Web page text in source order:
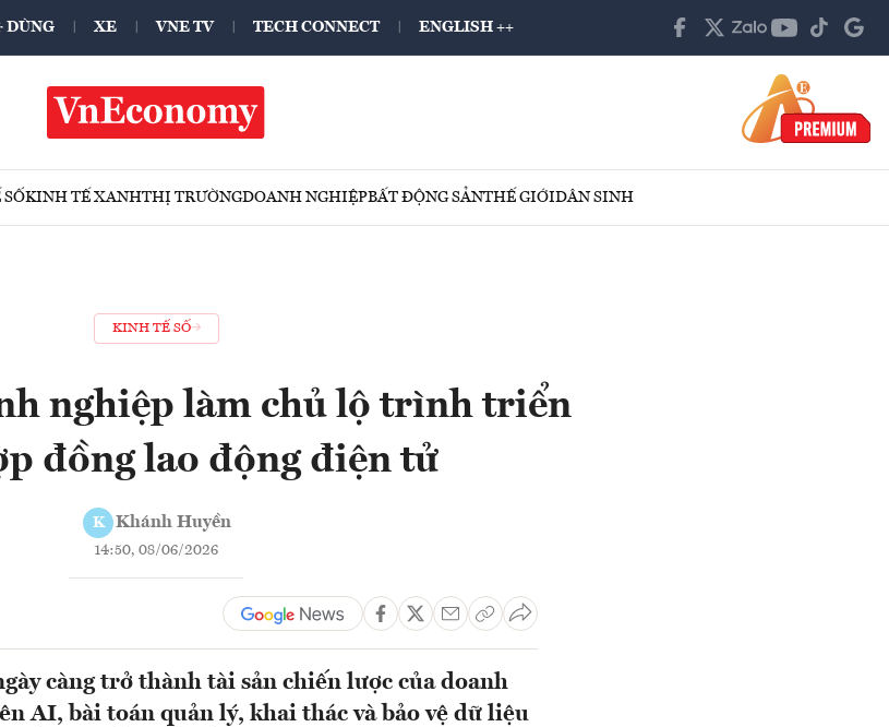
DÙNG XE VNE TV TECH CONNECT ENGLISH ++
KINH TẾ XANHTHỊ TRƯỜNGDOANH NGHIỆPBẤT ĐỘNG SẢNTHẾ GIỚIDÂN SINH
KINH TẾ SỐ
nghiệp làm chủ lộ trình triển
đồng lao động điện tử
K Khánh Huyền
14:50, 08/06/2026
càng trở thành tài sản chiến lược của doanh
AI, bài toán quản lý, khai thác và bảo vệ dữ liệu